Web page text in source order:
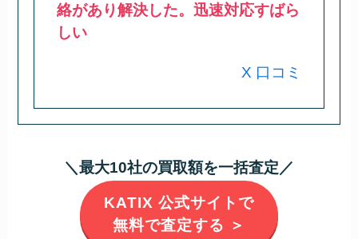
絡があり解決した。迅速対応すばら
しい
X 口コミ
＼最大10社の買取額を一括査定／
KATIX 公式サイトで
無料で査定する ＞